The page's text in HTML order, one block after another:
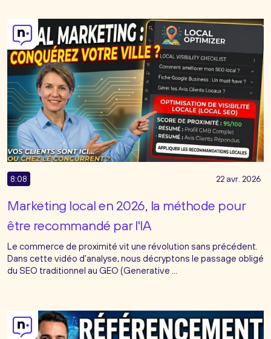
8:08 22 avr. 2026
Marketing local en 2026, la méthode pour
être recommandé par l'IA
Le commerce de proximité vit une révolution sans précédent.
Dans cette vidéo d'analyse, nous décryptons le passage obligé
du SEO traditionnel au GEO (Generative ...